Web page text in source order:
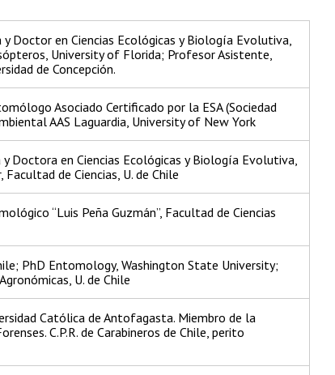
Doctor en Ciencias Ecológicas y Biología Evolutiva,
University of Florida; Profesor Asistente,
de Concepción.
Asociado Certificado por la ESA (Sociedad
AAS Laguardia, University of New York
Doctora en Ciencias Ecológicas y Biología Evolutiva,
de Ciencias, U. de Chile
“Luis Peña Guzmán”, Facultad de Ciencias
PhD Entomology, Washington State University;
U. de Chile
Católica de Antofagasta. Miembro de la
C.P.R. de Carabineros de Chile, perito